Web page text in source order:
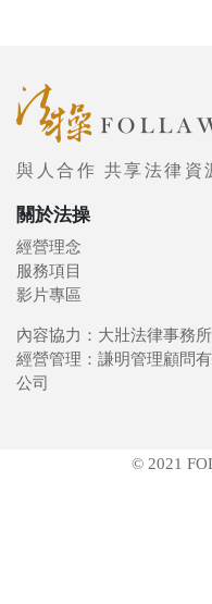
與人合作 共享法律資
關於法操
經營理念
服務項目
影片專區
內容協力：大壯法律事務所
經營管理：謙明管理顧問
公司
© 2021